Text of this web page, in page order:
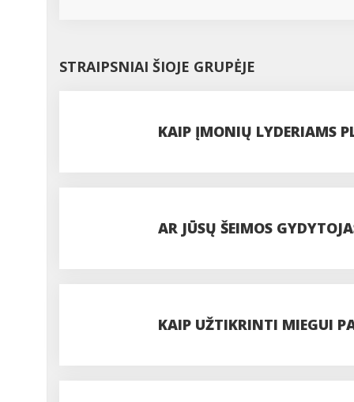
STRAIPSNIAI ŠIOJE GRUPĖJE
KAIP ĮMONIŲ LYDERIAMS
AR JŪSŲ ŠEIMOS
KAIP UŽTIKRINTI MIEGUI